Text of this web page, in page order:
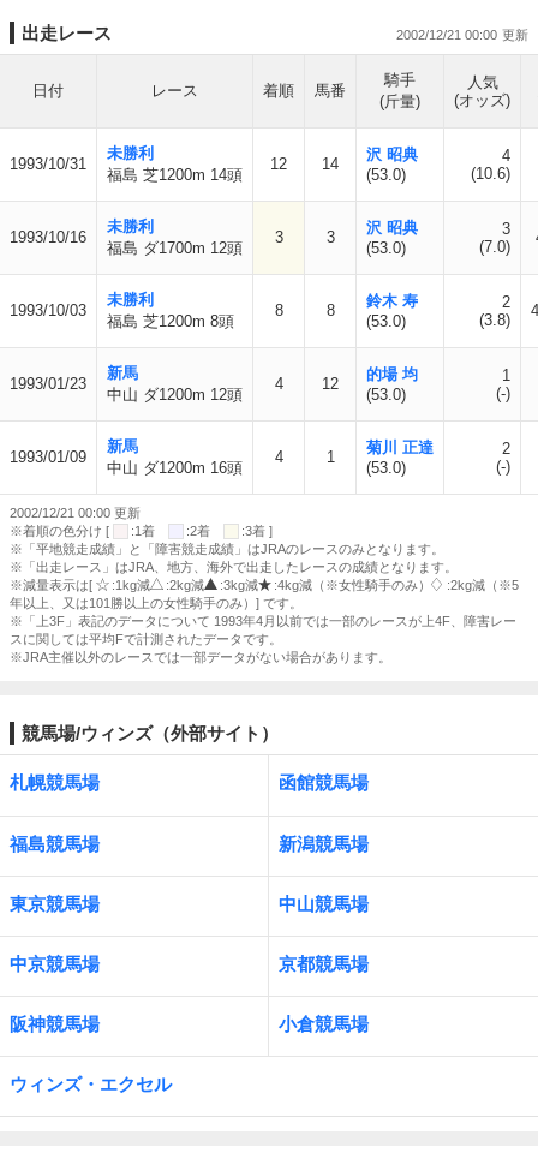
出走レース 2002/12/21 00:00
日付 レース 着順 馬番
騎手
(斤量)
人気
(オッズ)
1993/10/31
未勝利
福島 芝1200m 14頭
12 14
沢 昭典
(53.0)
4
(10.6)
1993/10/16
未勝利
福島 ダ1700m 12頭
3 3
沢 昭典
(53.0)
3
(7.0)
1993/10/03
未勝利
福島 芝1200m 8頭
8 8
鈴木 寿
(53.0)
2
(3.8)
1993/01/23
新馬
中山 ダ1200m 12頭
4 12
的場 均
(53.0)
1
(-)
1993/01/09
新馬
中山 ダ1200m 16頭
4 1
菊川 正達
(53.0)
2
(-)
2002/12/21 00:00 更新
※着順の色分け [
:1着 :2着
:3着 ]
※「平地競走成績」と「障害競走成績」はJRAのレースのみとなります。
※「出走レース」はJRA、地方、海外で出走したレースの成績となります。
※減量表示は[
:1kg減 :2kg減 :3kg減 :4kg減（※女性騎手のみ）
:2kg減（※5
年以上、又は101勝以上の女性騎手のみ）] です。
※「上3F」表記のデータについて 1993年4月以前では一部のレースが上4F、障害レー
スに関しては平均Fで計測されたデータです。
※JRA主催以外のレースでは一部データがない場合があります。
競馬場/ウィンズ（外部サイト）
札幌競馬場 函館競馬場
福島競馬場 新潟競馬場
東京競馬場 中山競馬場
中京競馬場 京都競馬場
阪神競馬場 小倉競馬場
ウィンズ・エクセル